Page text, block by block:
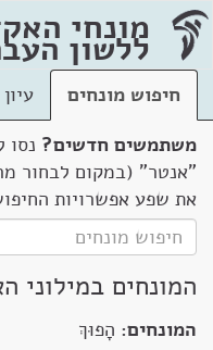
מונחי
ללשון
חיפוש מונחים
משתמשים חדשים? נסו
"אנטר" (במקום לבחור
את שפע אפשרויות
המונחים במילוני
המונחים: הָפוּךְ